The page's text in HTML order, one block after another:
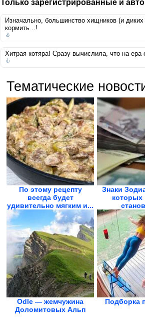
Только зарегистрированные и
Изначально, большинство хищников (и
кормить ..!
Хитрая котяра! Сразу вычислила, что на-
Тематические
По этому рецепту
всегда будет
удивительно мягким и...
Знаки
которых
Odle — жемчужина
Доломитовых Альп
Подборка